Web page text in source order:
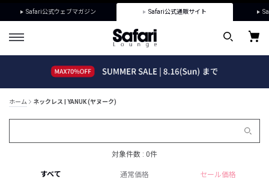
Safari公式ウェブマガジン Safari公式通販サイト
ホーム ネックレス | YANUK (ヤヌーク)
対象件数 : 0件
すべて 通常価格 セール価格